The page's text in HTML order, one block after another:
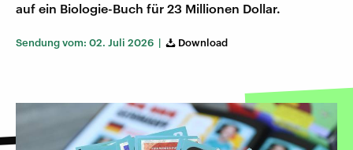
auf ein Biologie-Buch für 23 Millionen Dollar.
Sendung vom: 02. Juli 2026 | Download